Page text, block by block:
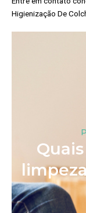
Higienização De